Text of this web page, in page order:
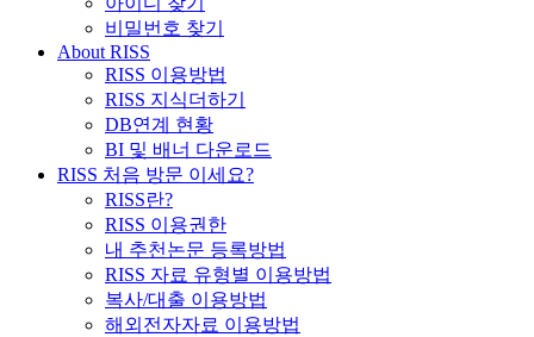
비밀번호 찾기
About RISS
RISS 이용방법
RISS 지식더하기
DB연계 현황
BI 및 배너 다운로드
RISS 처음 방문 이세요?
RISS란?
RISS 이용권한
내 추천논문 등록방법
RISS 자료 유형별 이용방법
복사/대출 이용방법
해외전자자료 이용방법